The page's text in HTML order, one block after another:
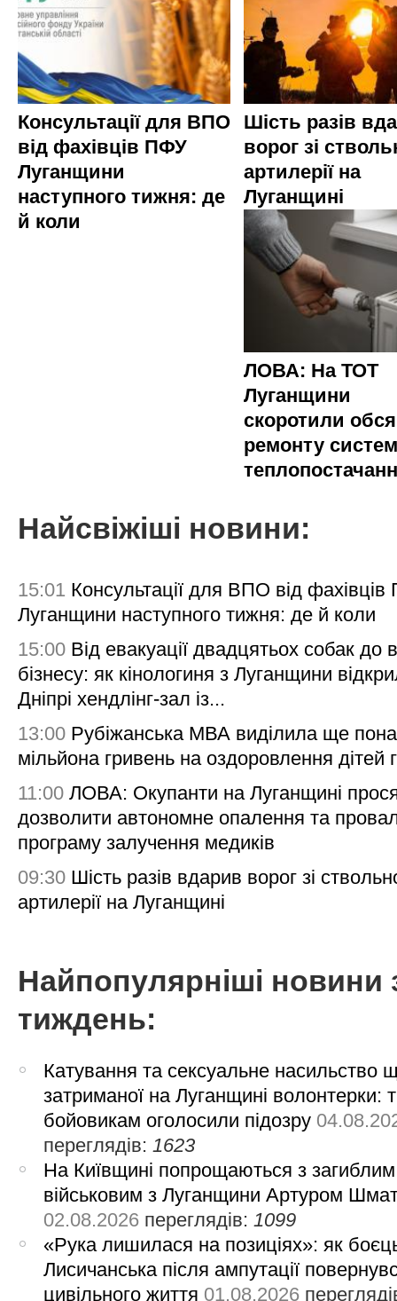
Консультації для ВПО
від фахівців ПФУ
Луганщини
наступного тижня: де
й коли
Шість разів
ворог зі
артилерії на
Луганщині
ЛОВА: На ТОТ
Луганщини
скоротили
ремонту
Найсвіжіші новини:
15:01 Консультації для ВПО від
Луганщини наступного тижня: де й коли
15:00 Від евакуації двадцятьох собак до
бізнесу: як кінологиня з Луганщини
Дніпрі хендлінг-зал із...
13:00 Рубіжанська МВА виділила ще
мільйона гривень на оздоровлення дітей
11:00 ЛОВА: Окупанти на Луганщині
дозволити автономне опалення та
програму залучення медиків
09:30 Шість разів вдарив ворог зі
артилерії на Луганщині
Найпопулярніші новини
тиждень:
Катування та сексуальне насильство
затриманої на Луганщині волонтерки:
бойовикам оголосили підозру
переглядів: 1623
На Київщині попрощаються з загиблим
військовим з Луганщини Артуром
02.08.2026 переглядів: 1099
«Рука лишилася на позиціях»: як
Лисичанська після ампутації
цивільного життя 01.08.2026